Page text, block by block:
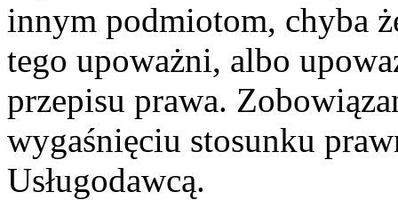
innym podmiotom, chyba
tego upoważni, albo
przepisu prawa.
wygaśnięciu stosunku
Usługodawcą.